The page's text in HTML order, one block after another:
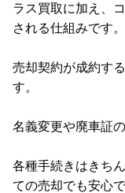
ラス買取に加え、
される仕組みです。
売却契約が成約す
す。
名義変更や廃車証
各種手続きはきち
ての売却でも安心で